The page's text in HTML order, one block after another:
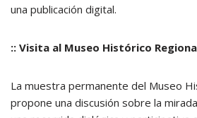
una publicación digital.
:: Visita al Museo Histórico
La muestra permanente del Museo
propone una discusión sobre la